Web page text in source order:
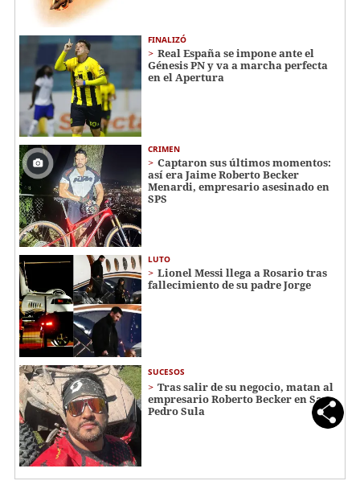
FINALIZÓ
Real España se impone ante el
Génesis PN y va a marcha perfecta
en el Apertura
CRIMEN
Captaron sus últimos momentos:
así era Jaime Roberto Becker
Menardi​​​, empresario asesinado en
SPS
LUTO
Lionel Messi llega a Rosario tras
fallecimiento de su padre Jorge
SUCESOS
Tras salir de su negocio, matan al
empresario Roberto Becker en San
Pedro Sula